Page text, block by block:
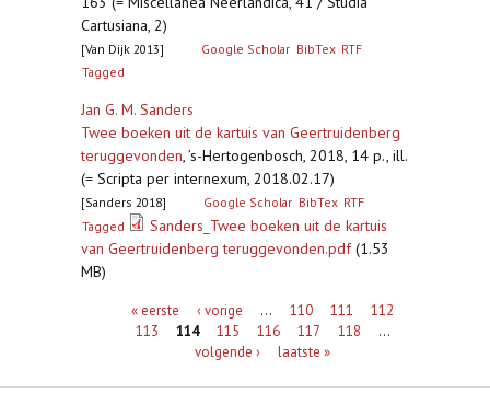
Cartusiana, 2)
[Van Dijk 2013] Google Scholar BibTex RTF
Tagged
Jan G. M. Sanders
Twee boeken uit de kartuis van Geertruidenberg
teruggevonden,’s-Hertogenbosch, 2018, 14 p., ill.
(= Scripta per internexum, 2018.02.17)
[Sanders 2018] Google Scholar BibTex RTF
Tagged
Sanders_Twee boeken uit de kartuis
van Geertruidenberg teruggevonden.pdf(1.53
MB)
Pagina's« eerste ‹ vorige … 110 111
112
113
114 115 116 117 118
…
volgende ›
laatste »